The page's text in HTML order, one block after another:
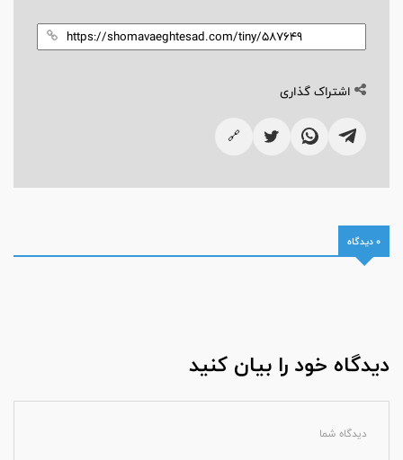
اشتراک گذاری
🔗
0 دیدگاه
دیدگاه خود را بیان کنید